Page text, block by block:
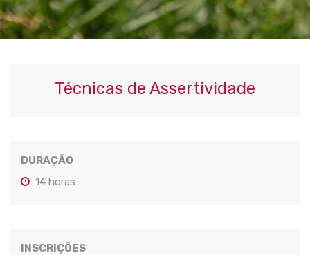
Técnicas de Assertividade
DURAÇÃO
14 horas
INSCRIÇÕES